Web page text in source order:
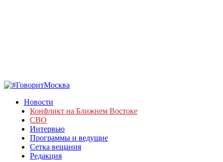
Новости
Конфликт на Ближнем Востоке
СВО
Интервью
Программы и ведущие
Сетка вещания
Редакция